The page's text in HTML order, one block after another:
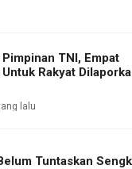
TNI, Empat
Rakyat
lalu
Tuntaskan